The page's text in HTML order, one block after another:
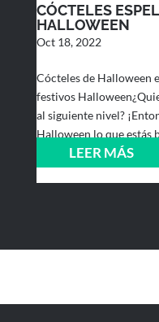
CÓCTELES
HALLOWEEN
Oct 18, 2022
Cócteles de Halloween
festivos
al siguiente nivel?
Halloween lo que estás
LEER MÁS